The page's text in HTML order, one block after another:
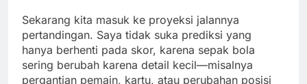
Sekarang kita masuk ke proyeksi jalannya
pertandingan. Saya tidak suka prediksi yang
hanya berhenti pada skor, karena sepak bola
sering berubah karena detail kecil—misalnya
pergantian pemain, kartu, atau perubahan posisi